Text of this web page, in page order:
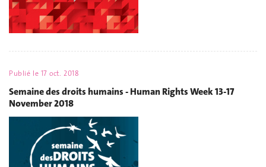
Publié le 17 oct. 2018
Semaine des droits humains - Human Rights Week 13-17
November 2018